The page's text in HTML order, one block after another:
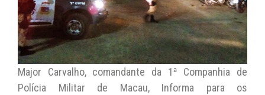
Major Carvalho, comandante da 1ª Companhia de
Polícia Militar de Macau, Informa para os